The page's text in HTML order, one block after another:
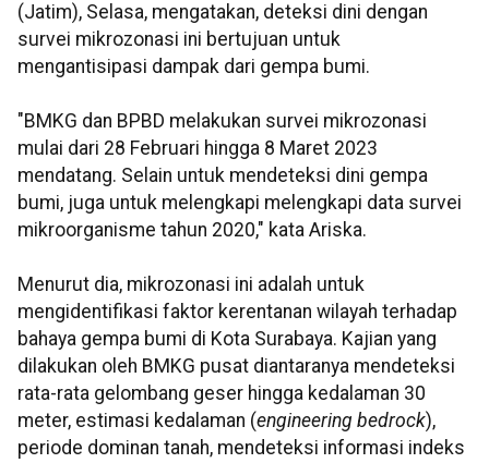
(Jatim), Selasa, mengatakan, deteksi dini dengan
survei mikrozonasi ini bertujuan untuk
mengantisipasi dampak dari gempa bumi.
"BMKG dan BPBD melakukan survei mikrozonasi
mulai dari 28 Februari hingga 8 Maret 2023
mendatang. Selain untuk mendeteksi dini gempa
bumi, juga untuk melengkapi melengkapi data survei
mikroorganisme tahun 2020," kata Ariska.
Menurut dia, mikrozonasi ini adalah untuk
mengidentifikasi faktor kerentanan wilayah terhadap
bahaya gempa bumi di Kota Surabaya. Kajian yang
dilakukan oleh BMKG pusat diantaranya mendeteksi
rata-rata gelombang geser hingga kedalaman 30
meter, estimasi kedalaman (engineering bedrock),
periode dominan tanah, mendeteksi informasi indeks